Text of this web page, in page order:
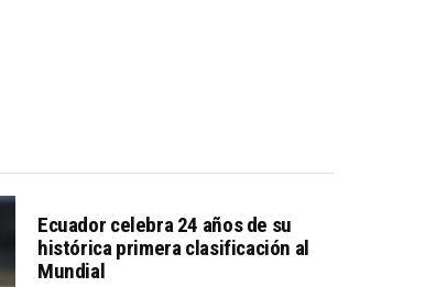
Ecuador celebra 24 años de su
histórica primera clasificación al
Mundial